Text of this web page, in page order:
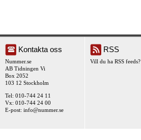
Kontakta oss
Nummer.se
AB Tidningen Vi
Box 2052
103 12 Stockholm
Tel: 010-744 24 11
Vx: 010-744 24 00
E-post: info@nummer.se
RSS
Vill du ha RSS feeds?